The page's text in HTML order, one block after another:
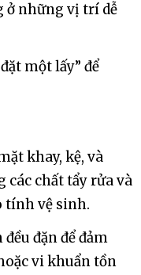
ở những vị trí dễ
một lấy” để
khay, kệ, và
các chất tẩy rửa và
tính vệ sinh.
đặn để đảm
vi khuẩn tồn